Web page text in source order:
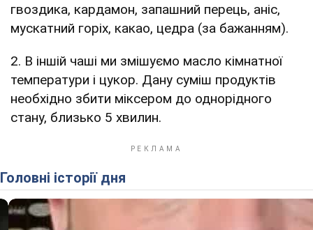
гвоздика, кардамон, запашний перець, аніс,
мускатний горіх, какао, цедра (за бажанням).
2. В іншій чаші ми змішуємо масло кімнатної
температури і цукор. Дану суміш продуктів
необхідно збити міксером до однорідного
стану, близько 5 хвилин.
Головні історії дня